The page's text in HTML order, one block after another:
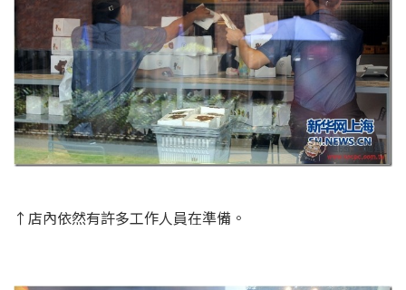
↑店內依然有許多工作人員在準備。